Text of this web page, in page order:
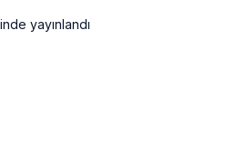
yayınlandı